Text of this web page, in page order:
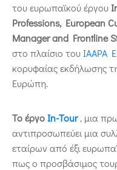
του ευρωπαϊκού έργου
Professions, European
Manager and Frontline
στο πλαίσιο τουIAAPA
κορυφαίας εκδήλωσης
Ευρώπη.
Το έργοIn-Tour, μια
αντιπροσωπεύει μια
εταίρων από έξι
πως ο προσβάσιμος